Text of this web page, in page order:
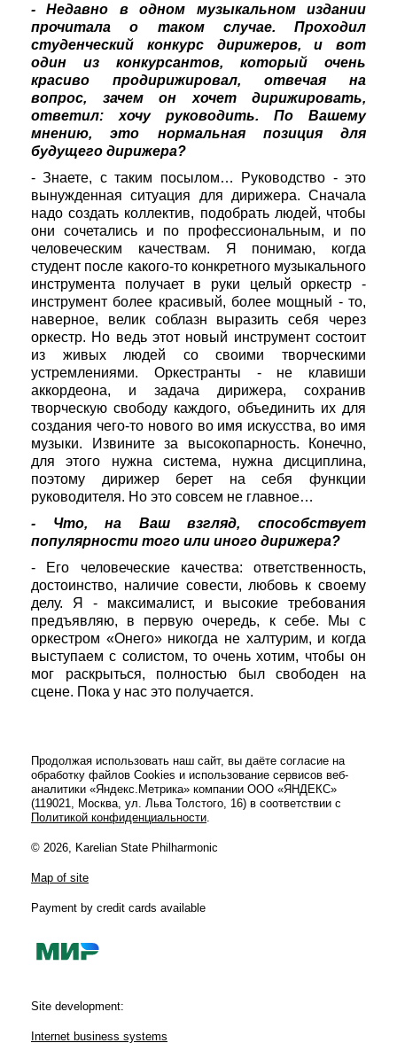
- Недавно в одном музыкальном издании
прочитала о таком случае. Проходил
студенческий конкурс дирижеров, и вот
один из конкурсантов, который очень
красиво продирижировал, отвечая на
вопрос, зачем он хочет дирижировать,
ответил: хочу руководить. По Вашему
мнению, это нормальная позиция для
будущего дирижера?
- Знаете, с таким посылом… Руководство - это
вынужденная ситуация для дирижера. Сначала
надо создать коллектив, подобрать людей, чтобы
они сочетались и по профессиональным, и по
человеческим качествам. Я понимаю, когда
студент после какого-то конкретного музыкального
инструмента получает в руки целый оркестр -
инструмент более красивый, более мощный - то,
наверное, велик соблазн выразить себя через
оркестр. Но ведь этот новый инструмент состоит
из живых людей со своими творческими
устремлениями. Оркестранты - не клавиши
аккордеона, и задача дирижера, сохранив
творческую свободу каждого, объединить их для
создания чего-то нового во имя искусства, во имя
музыки. Извините за высокопарность. Конечно,
для этого нужна система, нужна дисциплина,
поэтому дирижер берет на себя функции
руководителя. Но это совсем не главное…
- Что, на Ваш взгляд, способствует
популярности того или иного дирижера?
- Его человеческие качества: ответственность,
достоинство, наличие совести, любовь к своему
делу. Я - максималист, и высокие требования
предъявляю, в первую очередь, к себе. Мы с
оркестром «Онего» никогда не халтурим, и когда
выступаем с солистом, то очень хотим, чтобы он
мог раскрыться, полностью был свободен на
сцене. Пока у нас это получается.
Продолжая использовать наш сайт, вы даёте согласие на
обработку файлов Cookies и использование сервисов веб-
аналитики «Яндекс.Метрика» компании ООО «ЯНДЕКС»
(119021, Москва, ул. Льва Толстого, 16) в соответствии с
Политикой конфиденциальности.
© 2026, Karelian State Philharmonic
Map of site
Payment by credit cards available
Site development:
Internet business systems